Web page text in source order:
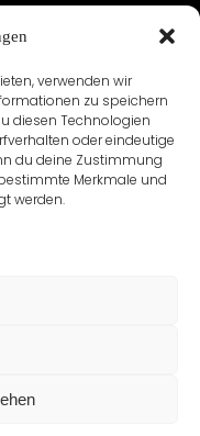
verwenden wir
zu speichern
diesen Technologien
oder eindeutige
du deine Zustimmung
Merkmale und
werden.
KONTAKT
(EU)